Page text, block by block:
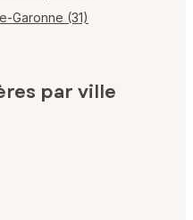
Garonne (31)
par ville